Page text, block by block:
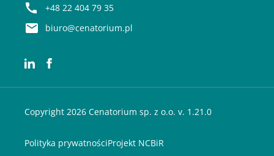
+48 22 404 79 35
biuro@cenatorium.pl
Copyright 2026 Cenatorium sp. z o.o. v. 1.21.0
Polityka prywatnościProjekt NCBiR